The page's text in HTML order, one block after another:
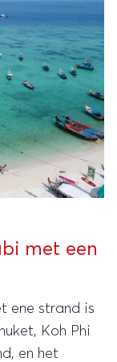
met een
ene strand is
Koh Phi
en het